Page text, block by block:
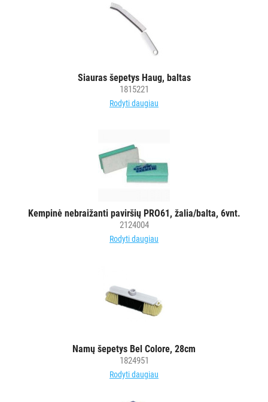
Siauras šepetys Haug, baltas
1815221
Rodyti daugiau
Kempinė nebraižanti paviršių PRO61, žalia/balta, 6vnt.
2124004
Rodyti daugiau
Namų šepetys Bel Colore, 28cm
1824951
Rodyti daugiau